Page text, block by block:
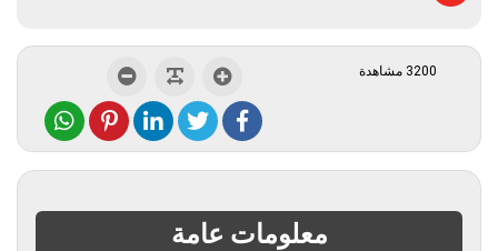
3200 مشاهدة
معلومات عامة